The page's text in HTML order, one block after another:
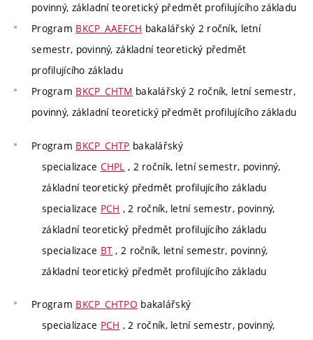
povinný, základní teoretický předmět profilujícího základu
Program BKCP_AAEFCH bakalářský 2 ročník, letní
semestr, povinný, základní teoretický předmět
profilujícího základu
Program BKCP_CHTM bakalářský 2 ročník, letní semestr,
povinný, základní teoretický předmět profilujícího základu
Program BKCP_CHTP bakalářský
specializace CHPL , 2 ročník, letní semestr, povinný,
základní teoretický předmět profilujícího základu
specializace PCH , 2 ročník, letní semestr, povinný,
základní teoretický předmět profilujícího základu
specializace BT , 2 ročník, letní semestr, povinný,
základní teoretický předmět profilujícího základu
Program BKCP_CHTPO bakalářský
specializace PCH , 2 ročník, letní semestr, povinný,